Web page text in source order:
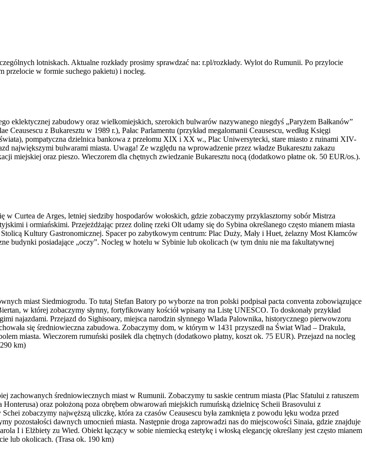
lotniskach. Aktualne rozkłady prosimy sprawdzać na: r.pl/rozkłady. Wylot do Rumunii. Po przylocie
przelocie w formie suchego pakietu) i nocleg.
eklektycznej zabudowy oraz wielkomiejskich, szerokich bulwarów nazywanego niegdyś „Paryżem Bałkanów”
z Bukaresztu w 1989 r.), Pałac Parlamentu (przykład megalomanii Ceausescu, według Księgi
pompatyczna dzielnica bankowa z przełomu XIX i XX w., Plac Uniwersytecki, stare miasto z ruinami XIV-
największymi bulwarami miasta. Uwaga! Ze względu na wprowadzenie przez władze Bukaresztu zakazu
miejskiej oraz pieszo. Wieczorem dla chętnych zwiedzanie Bukaresztu nocą (dodatkowo płatne ok. 50 EUR/os.).
Curtea de Arges, letniej siedziby hospodarów wołoskich, gdzie zobaczymy przyklasztorny sobór Mistrza
i ormiańskimi. Przejeżdżając przez dolinę rzeki Olt udamy się do Sybina określanego często mianem miasta
Kultury Gastronomicznej. Spacer po zabytkowym centrum: Plac Duży, Mały i Huet, żelazny Most Kłamców
budynki posiadające „oczy”. Nocleg w hotelu w Sybinie lub okolicach (w tym dniu nie ma fakultatywnej
miast Siedmiogrodu. To tutaj Stefan Batory po wyborze na tron polski podpisał pacta conventa zobowiązujące
w której zobaczymy słynny, fortyfikowany kościół wpisany na Listę UNESCO. To doskonały przykład
najazdami. Przejazd do Sighisoary, miejsca narodzin słynnego Wlada Palownika, historycznego pierwowzoru
się średniowieczna zabudowa. Zobaczymy dom, w którym w 1431 przyszedł na Świat Wlad – Drakula,
miasta. Wieczorem rumuński posiłek dla chętnych (dodatkowo płatny, koszt ok. 75 EUR). Przejazd na nocleg
km)
zachowanych średniowiecznych miast w Rumunii. Zobaczymy tu saskie centrum miasta (Plac Sfatului z ratuszem
oraz położoną poza obrębem obwarowań miejskich rumuńską dzielnicę Scheii Brasovului z
zobaczymy najwęższą uliczkę, która za czasów Ceausescu była zamknięta z powodu lęku wodza przed
pozostałości dawnych umocnień miasta. Następnie droga zaprowadzi nas do miejscowości Sinaia, gdzie znajduje
I i Elżbiety zu Wied. Obiekt łączący w sobie niemiecką estetykę i włoską elegancję określany jest często mianem
lub okolicach. (Trasa ok. 190 km)